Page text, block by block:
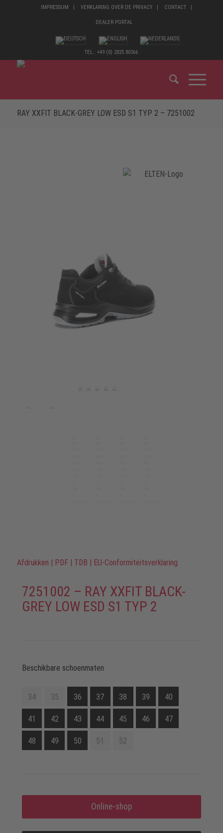
IMPRESSUM VERKLARING OVER DE PRIVACY CONTACT
DEALER PORTAL
TEL.: +49 (0) 2825 80366
RAY XXFIT BLACK-GREY LOW ESD S1 TYP 2 – 7251002
Afdrukken | PDF | TDB | EU-Conformiteitsverklaring
7251002 – RAY XXFIT BLACK-
GREY LOW ESD S1 TYP 2
Beschikbare schoenmaten
34 35 36 37 38 39 40
41 42 43 44 45 46 47
48 49 50 51 52
Online-shop